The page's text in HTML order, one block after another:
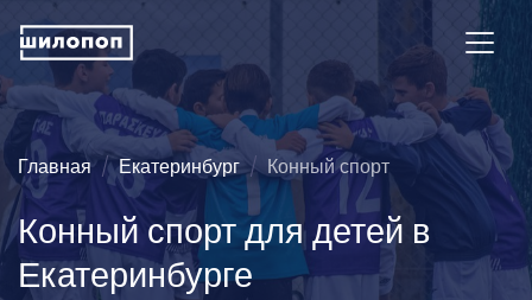
Главная Екатеринбург Конный спорт
Конный спорт для детей в
Екатеринбурге